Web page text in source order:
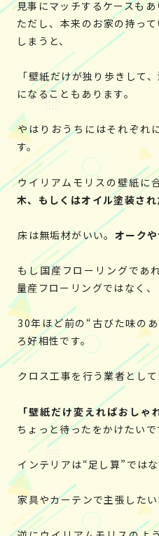
見事にマッチするケースもあ
ただし、本来のお家の持っ
しまうと、
「壁紙だけが独り歩きして
になることもあります。
やはりおうちにはそれぞれ
す。
ウイリアムモリスの壁紙に
木、もしくはオイル塗装され
床は無垢材がいい。 オーク
もし国産フローリングであ
量産フローリングではなく、
30年ほど前の“古びた味の
ろ好相性です。
クロス工事を行う業者として
「壁紙だけ変えればおしゃ
ちょっと待ったをかけたいで
インテリアは“足し算”ではな
家具やカーテンで主張したい